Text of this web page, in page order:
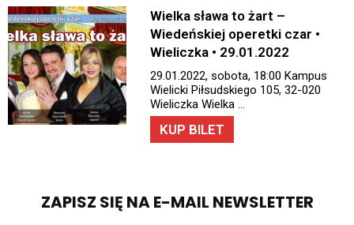
Wielka sława to żart –
Wiedeńskiej operetki czar •
Wieliczka • 29.01.2022
29.01.2022, sobota, 18:00 Kampus
Wielicki Piłsudskiego 105, 32-020
Wieliczka Wielka …
KUP BILET
ZAPISZ SIĘ NA E-MAIL NEWSLETTER​